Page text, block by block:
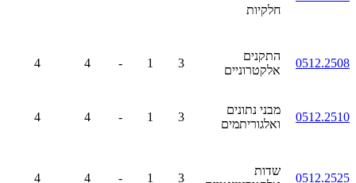
חלקיות
0512.2508
התקנים
אלקטרוניים
3
1
-
4
4
0512.2510
מבני נתונים
ואלגוריתמים
3
1
-
4
4
0512.2525
שדות
3
1
-
4
4